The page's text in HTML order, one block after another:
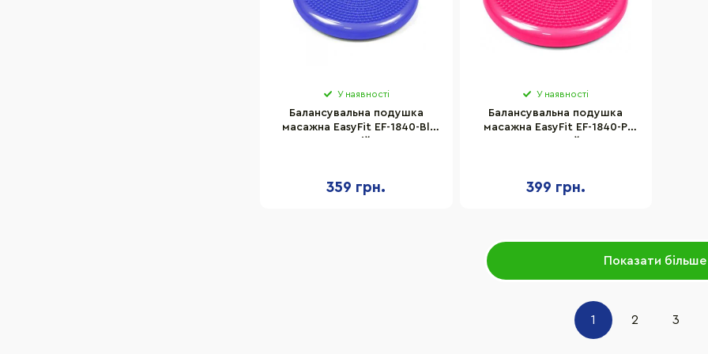
У наявності
Балансувальна подушка
масажна EasyFit EF-1840-Bl
359 грн.
У наявності
Балансувальна подушка
масажна EasyFit EF-1840-P
399 грн.
Показати більше
1 2 3